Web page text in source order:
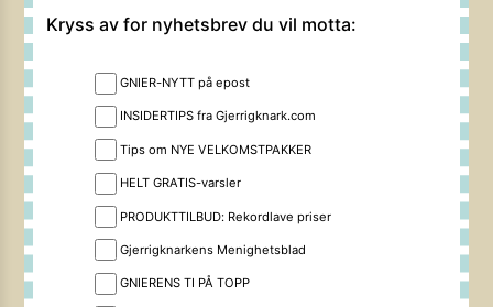
Kryss av for nyhetsbrev du vil motta:
GNIER-NYTT på epost
INSIDERTIPS fra Gjerrigknark.com
Tips om NYE VELKOMSTPAKKER
HELT GRATIS-varsler
PRODUKTTILBUD: Rekordlave priser
Gjerrigknarkens Menighetsblad
GNIERENS TI PÅ TOPP